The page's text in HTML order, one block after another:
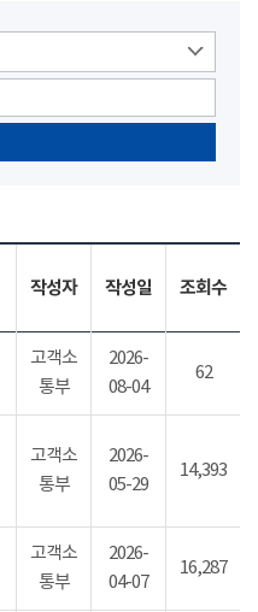
작성자 작성일 조회수
고객소
통부
2026-
08-04
62
고객소
통부
2026-
05-29
14,393
고객소
통부
2026-
04-07
16,287